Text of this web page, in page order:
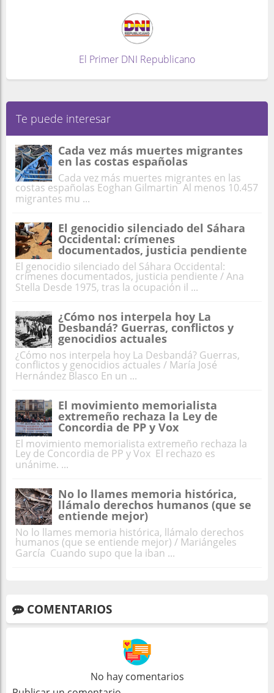
El Primer DNI Republicano
Te puede interesar
Cada vez más muertes migrantes
en las costas españolas
Cada vez más muertes migrantes en las
costas españolas Eoghan Gilmartin Al menos 10.457
migrantes mu ...
El genocidio silenciado del Sáhara
Occidental: crímenes
documentados, justicia pendiente
El genocidio silenciado del Sáhara Occidental:
crímenes documentados, justicia pendiente / Ana
Stella Desde 1975, tras la ocupación il ...
¿Cómo nos interpela hoy La
Desbandá? Guerras, conflictos y
genocidios actuales
¿Cómo nos interpela hoy La Desbandá? Guerras,
conflictos y genocidios actuales / María José
Hernández Blasco En un ...
El movimiento memorialista
extremeño rechaza la Ley de
Concordia de PP y Vox
El movimiento memorialista extremeño rechaza la
Ley de Concordia de PP y Vox El rechazo es
unánime. ...
No lo llames memoria histórica,
llámalo derechos humanos (que se
entiende mejor)
No lo llames memoria histórica, llámalo derechos
humanos (que se entiende mejor) / Mariángeles
García Cuando supo que la iban ...
COMENTARIOS
No hay comentarios